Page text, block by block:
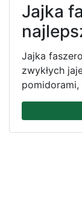
Jajka
Jajka
zwykłych